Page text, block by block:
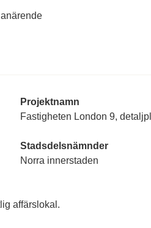
Projektnamn
Fastigheten London 9,
Stadsdelsnämnder
Norra innerstaden
affärslokal.